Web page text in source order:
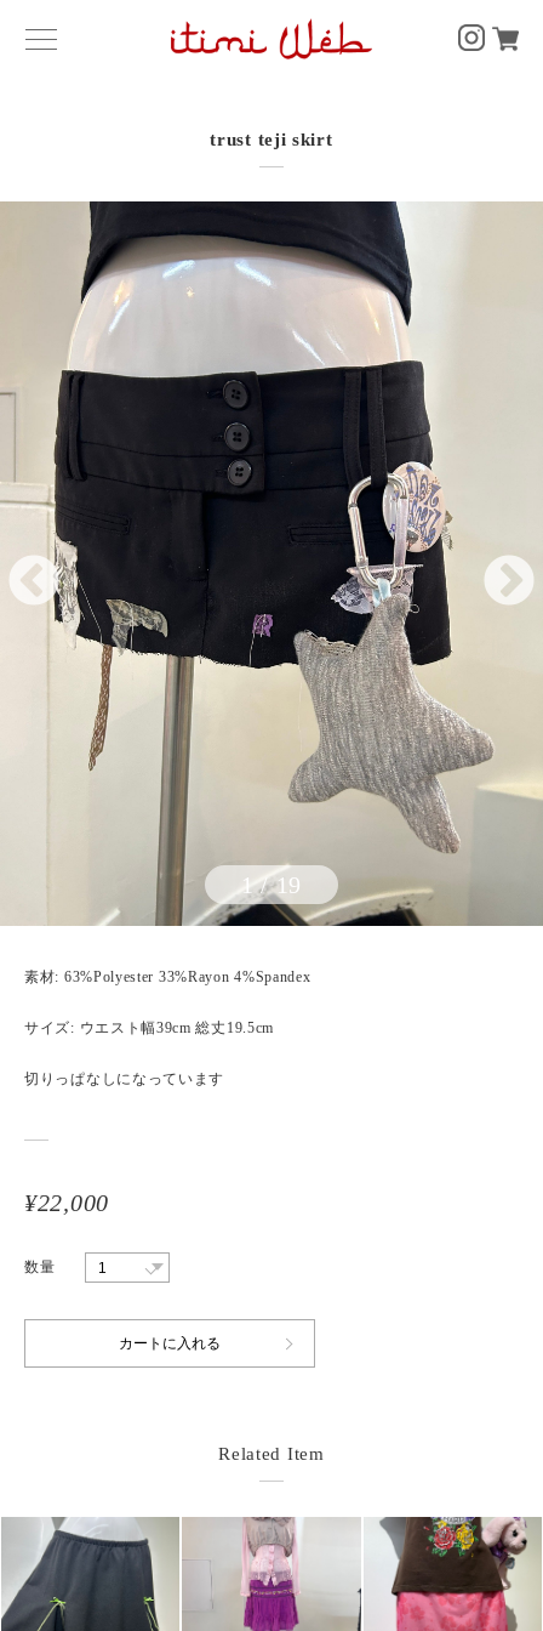
trust teji skirt
1/19
素材: 63%Polyester 33%Rayon 4%Spandex
サイズ: ウエスト幅39cm 総丈19.5cm
切りっぱなしになっています
¥22,000
数量
Related Item